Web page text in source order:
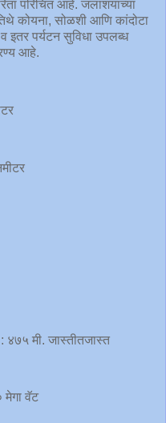
परिचित आहे. जलाशयाच्या
कोयना, सोळशी आणि कांदोटा
इतर पर्यटन सुविधा उपलब्ध
आहे.
४७५ मी. जास्तीतजास्त
मेगा वॅट